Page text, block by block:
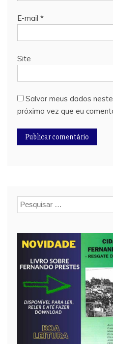
E-mail *
Site
Salvar meus dados
próxima vez que eu
Pesquisar
por: